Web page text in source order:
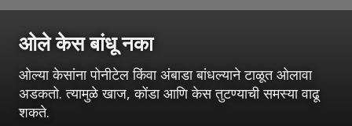
ओले केस बांधू नका
ओल्या केसांना पोनीटेल किंवा अंबाडा बांधल्याने टाळूत ओलावा
अडकतो. त्यामुळे खाज, कोंडा आणि केस तुटण्याची समस्या वाढू
शकते.